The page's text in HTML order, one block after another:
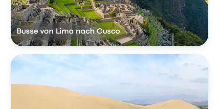
Busse von Lima nach Cusco